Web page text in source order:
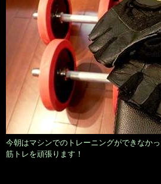
今朝はマシンでのトレーニングができなか
筋トレを頑張ります！